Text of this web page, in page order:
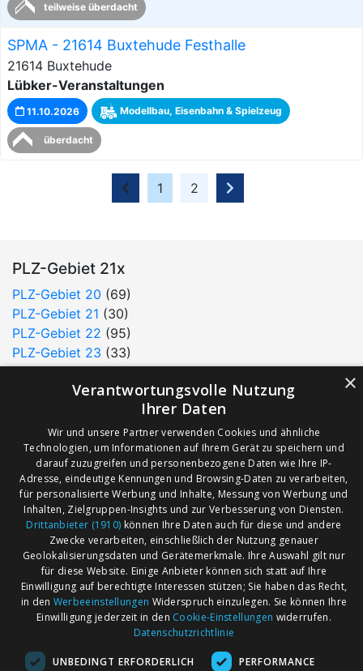
teilweise überdacht
SPMA - 21614 Buxtehude Festhalle
21614 Buxtehude
Lübker-Veranstaltungen
11.10.2026 Modellbau, Eisenbahn & Spielzeug
überdacht
1 2
PLZ-Gebiet 21x
PLZ-Gebiet 20 (69)
PLZ-Gebiet 21 (30)
PLZ-Gebiet 22 (95)
PLZ-Gebiet 23 (33)
PLZ-Gebiet 25(79)
PLZ-Gebiet 27(20)
PLZ-Gebiet 28(32)
PLZ-Gebiet 29 (21)
AGB
Impressum
Datenschutz
Kontakt
Werben bei marktcom
Märkte nach Bundesländern
Märkte nach PLZ
Märkte nach Umkreis
Flohmarkt
×
Verantwortungsvolle Nutzung
Ihrer Daten
Wir und unsere Partner verwenden Cookies und ähnliche
Technologien, um Informationen auf Ihrem Gerät zu speichern und
darauf zuzugreifen und personenbezogene Daten wie Ihre IP-
Adresse, eindeutige Kennungen und Browsing-Daten zu verarbeiten,
für personalisierte Werbung und Inhalte, Messung von Werbung und
Inhalten, Zielgruppen-Insights und zur Verbesserung von Diensten.
Drittanbieter (1910) können Ihre Daten auch für diese und andere
Zwecke verarbeiten, einschließlich der Nutzung genauer
Geolokalisierungsdaten und Gerätemerkmale. Ihre Auswahl gilt nur
für diese Website. Einige Anbieter können sich statt auf Ihre
Einwilligung auf berechtigte Interessen stützen; Sie haben das Recht,
in den Werbeeinstellungen Widerspruch einzulegen. Sie können Ihre
Einwilligung jederzeit in den Cookie-Einstellungen widerrufen.
Datenschutzrichtlinie
UNBEDINGT ERFORDERLICH PERFORMANCE